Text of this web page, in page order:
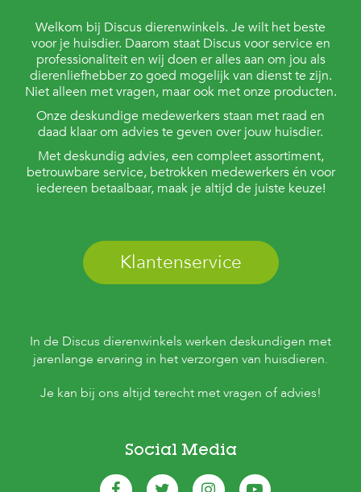
Welkom bij Discus dierenwinkels. Je wilt het beste
voor je huisdier. Daarom staat Discus voor service en
professionaliteit en wij doen er alles aan om jou als
dierenliefhebber zo goed mogelijk van dienst te zijn.
Niet alleen met vragen, maar ook met onze producten.
Onze deskundige medewerkers staan met raad en
daad klaar om advies te geven over jouw huisdier.
Met deskundig advies, een compleet assortiment,
betrouwbare service, betrokken medewerkers én voor
iedereen betaalbaar, maak je altijd de juiste keuze!
Klantenservice
In de Discus dierenwinkels werken deskundigen met
jarenlange ervaring in het verzorgen van huisdieren.
Je kan bij ons altijd terecht met vragen of advies!
Social Media